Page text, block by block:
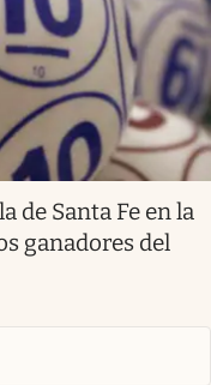
de Santa Fe en la
ganadores del